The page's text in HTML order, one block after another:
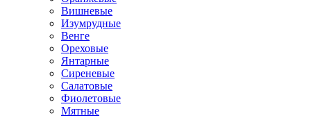
Вишневые
Изумрудные
Венге
Ореховые
Янтарные
Сиреневые
Салатовые
Фиолетовые
Мятные